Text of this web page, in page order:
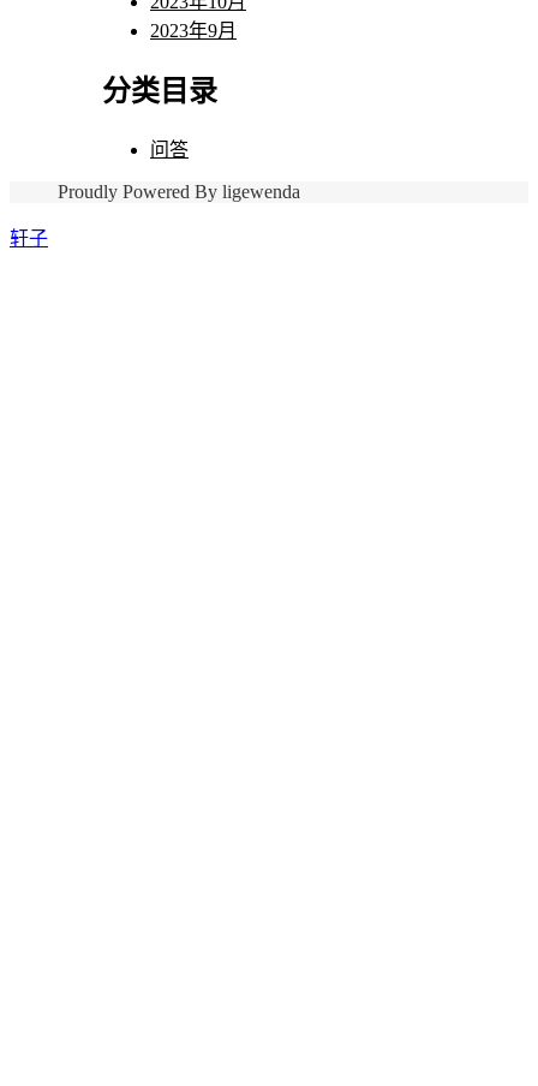
2023年9月
分类目录
问答
Proudly Powered By ligewenda
轩子